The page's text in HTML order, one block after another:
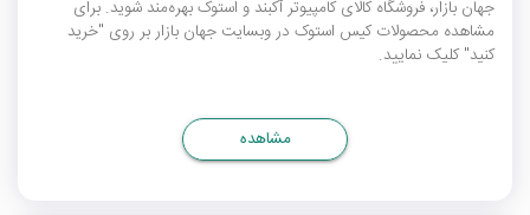
جهان بازار، فروشگاه کالای کامپیوتر آکبند و استوک بهره‌مند شوید. برای
مشاهده محصولات کیس استوک در وبسایت جهان بازار بر روی "خرید
کنید" کلیک نمایید.
مشاهده